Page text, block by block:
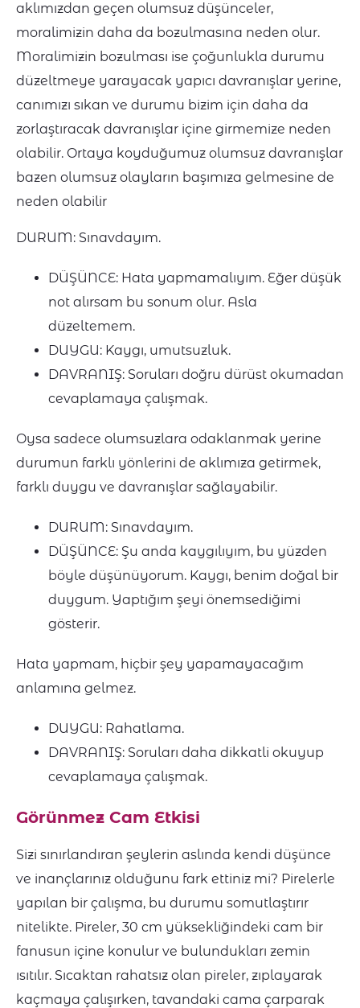
aklımızdan geçen olumsuz düşünceler,
moralimizin daha da bozulmasına neden olur.
Moralimizin bozulması ise çoğunlukla durumu
düzeltmeye yarayacak yapıcı davranışlar yerine,
canımızı sıkan ve durumu bizim için daha da
zorlaştıracak davranışlar içine girmemize neden
olabilir. Ortaya koyduğumuz olumsuz davranışlar
bazen olumsuz olayların başımıza gelmesine de
neden olabilir
DURUM: Sınavdayım.
DÜŞÜNCE: Hata yapmamalıyım. Eğer düşük
not alırsam bu sonum olur. Asla
düzeltemem.
DUYGU: Kaygı, umutsuzluk.
DAVRANIŞ: Soruları doğru dürüst okumadan
cevaplamaya çalışmak.
Oysa sadece olumsuzlara odaklanmak yerine
durumun farklı yönlerini de aklımıza getirmek,
farklı duygu ve davranışlar sağlayabilir.
DURUM: Sınavdayım.
DÜŞÜNCE: Şu anda kaygılıyım, bu yüzden
böyle düşünüyorum. Kaygı, benim doğal bir
duygum. Yaptığım şeyi önemsediğimi
gösterir.
Hata yapmam, hiçbir şey yapamayacağım
anlamına gelmez.
DUYGU: Rahatlama.
DAVRANIŞ: Soruları daha dikkatli okuyup
cevaplamaya çalışmak.
Görünmez Cam Etkisi
Sizi sınırlandıran şeylerin aslında kendi düşünce
ve inançlarınız olduğunu fark ettiniz mi? Pirelerle
yapılan bir çalışma, bu durumu somutlaştırır
nitelikte. Pireler, 30 cm yüksekliğindeki cam bir
fanusun içine konulur ve bulundukları zemin
ısıtılır. Sıcaktan rahatsız olan pireler, zıplayarak
kaçmaya çalışırken, tavandaki cama çarparak